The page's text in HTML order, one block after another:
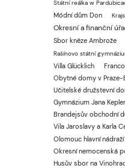
Státní reálka w
Módní dům Don
Okresní a finanční
Sbor kněze Ambrože
Rašínovo státní
Villa Glücklich
Obytné domy v Praze-
Učitelské družstevní
Gymnázium Jana
Brandejsův obchodní
Vila Jaroslavy a Karla
Olomouc hlavní nádraží
Okresní nemocenská
Husův sbor na